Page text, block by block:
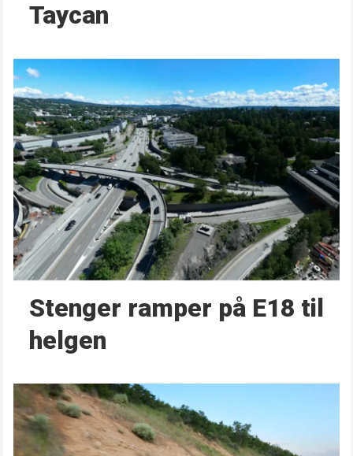
Taycan
Stenger ramper på E18 til
helgen